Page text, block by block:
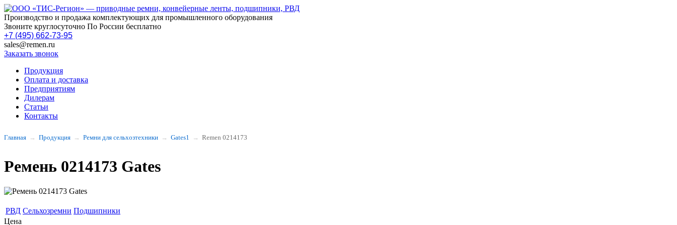
Производство и продажа комплектующих для промышленного оборудования
Звоните круглосуточно По России бесплатно
+7 (495) 662-73-95
sales@remen.ru
Заказать звонок
Продукция
Оплата и доставка
Предприятиям
Дилерам
Статьи
Контакты
Главная Продукция Ремни для сельхозтехники Gates1 Remen 0214173
Ремень 0214173 Gates
РВД Сельхозремни Подшипники
Цена